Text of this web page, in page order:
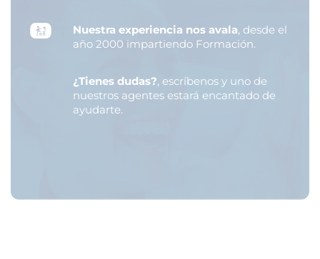
Nuestra experiencia nos avala, desde el
año 2000 impartiendo Formación.
¿Tienes dudas?, escríbenos y uno de
nuestros agentes estará encantado de
ayudarte.